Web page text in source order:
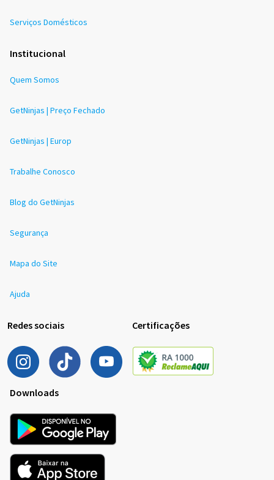
Serviços Domésticos
Institucional
Quem Somos
GetNinjas | Preço Fechado
GetNinjas | Europ
Trabalhe Conosco
Blog do GetNinjas
Segurança
Mapa do Site
Ajuda
Redes sociais Certificações
Downloads